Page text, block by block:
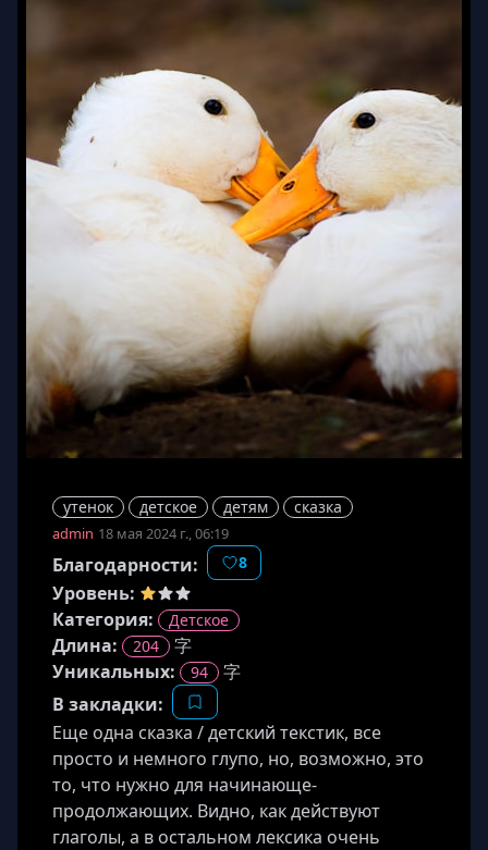
утенок детское детям сказка
admin 18 мая 2024 г., 06:19
Благодарности: 8
Уровень:
Категория:
Детское
Длина: 204
字
Уникальных:
94
字
В закладки:
Еще одна сказка / детский текстик, все
просто и немного глупо, но, возможно, это
то, что нужно для начинающе-
продолжающих. Видно, как действуют
глаголы, а в остальном лексика очень